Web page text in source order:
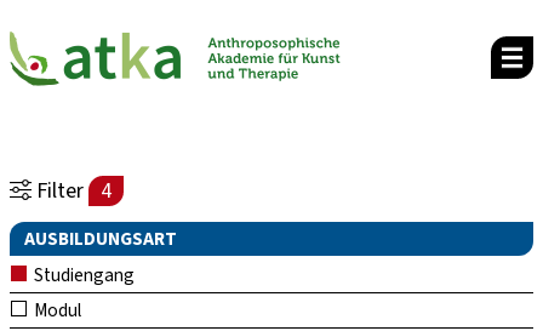
Filter 4
AUSBILDUNGSART
Studiengang
Modul